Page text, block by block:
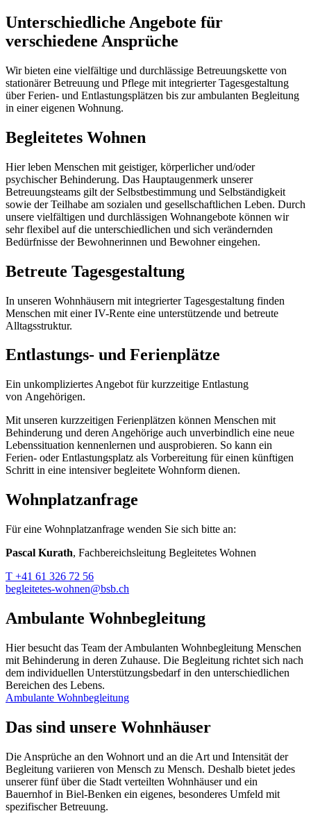
Unterschiedliche Angebote für
verschiedene Ansprüche
Wir bieten eine vielfältige und durchlässige Betreuungskette von
stationärer Betreuung und Pflege mit integrierter Tagesgestaltung
über Ferien- und Entlastungsplätzen bis zur ambulanten Begleitung
in einer eigenen Wohnung.
Begleitetes Wohnen
Hier leben Menschen mit geistiger, körperlicher und/oder
psychischer Behinderung. Das Hauptaugenmerk unserer
Betreuungsteams gilt der Selbstbestimmung und Selbständigkeit
sowie der Teilhabe am sozialen und gesellschaftlichen Leben. Durch
unsere vielfältigen und durchlässigen Wohnangebote können wir
sehr flexibel auf die unterschiedlichen und sich verändernden
Bedürfnisse der Bewohnerinnen und Bewohner eingehen.
Betreute Tagesgestaltung
In unseren Wohnhäusern mit integrierter Tagesgestaltung finden
Menschen mit einer IV-Rente eine unterstützende und betreute
Alltagsstruktur.
Entlastungs- und Ferienplätze
Ein unkompliziertes Angebot für kurzzeitige Entlastung
von Angehörigen.
Mit unseren kurzzeitigen Ferienplätzen können Menschen mit
Behinderung und deren Angehörige auch unverbindlich eine neue
Lebenssituation kennenlernen und ausprobieren. So kann ein
Ferien- oder Entlastungsplatz als Vorbereitung für einen künftigen
Schritt in eine intensiver begleitete Wohnform dienen.
Wohnplatzanfrage
Für eine Wohnplatzanfrage wenden Sie sich bitte an:
Pascal Kurath, Fachbereichsleitung Begleitetes Wohnen
T +41 61 326 72 56
begleitetes-wohnen@bsb.ch
Ambulante Wohnbegleitung
Hier besucht das Team der Ambulanten Wohnbegleitung Menschen
mit Behinderung in deren Zuhause. Die Begleitung richtet sich nach
dem individuellen Unterstützungsbedarf in den unterschiedlichen
Bereichen des Lebens.
Ambulante Wohnbegleitung
Das sind unsere Wohnhäuser
Die Ansprüche an den Wohnort und an die Art und Intensität der
Begleitung variieren von Mensch zu Mensch. Deshalb bietet jedes
unserer fünf über die Stadt verteilten Wohnhäuser und ein
Bauernhof in Biel-Benken ein eigenes, besonderes Umfeld mit
spezifischer Betreuung.